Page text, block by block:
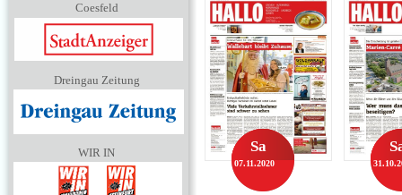
Coesfeld
Dreingau Zeitung
WIR IN Sa
07.11.2020